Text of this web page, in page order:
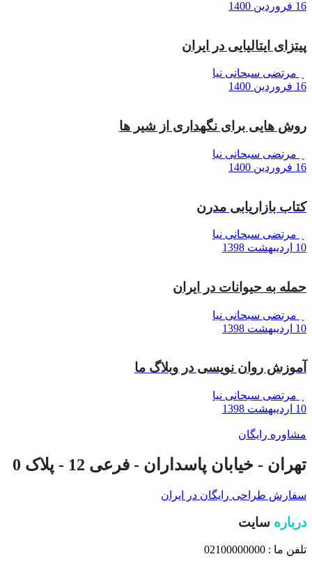
16 فروردین 1400
پیتزای ایتالیایی در ایران
مرتضی سبحانی نیا
16 فروردین 1400
روش هایی برای نگهداری از شیر ها
مرتضی سبحانی نیا
16 فروردین 1400
کتاب بازاریابی مدرن
مرتضی سبحانی نیا
10 اردیبهشت 1398
حمله به حیوانات در ایران
مرتضی سبحانی نیا
10 اردیبهشت 1398
آموزش روان نویسی در وبلاگ ما
مرتضی سبحانی نیا
10 اردیبهشت 1398
مشاوره رایگان
تهران - خیابان پاسداران - فرعی 12 - پلاک 0
سفارش طراحی رایگان در ایران
درباره سایت
تلفن ما : 02100000000